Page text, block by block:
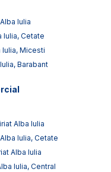
Iulia
Iulia, Cetate
Micesti
Barabant
Alba Iulia
Iulia, Cetate
Alba Iulia
Iulia, Central